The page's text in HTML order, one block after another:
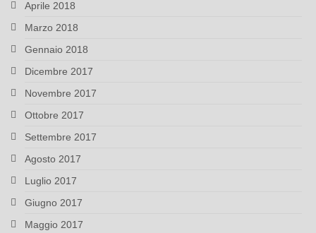
Aprile 2018
Marzo 2018
Gennaio 2018
Dicembre 2017
Novembre 2017
Ottobre 2017
Settembre 2017
Agosto 2017
Luglio 2017
Giugno 2017
Maggio 2017